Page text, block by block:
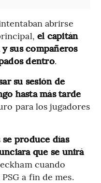
abrirse
el capitán
sus compañeros
dentro.
su sesión de
hasta más tarde
para los jugadores
se produce días
que se unirá
cuando
a fin de mes.